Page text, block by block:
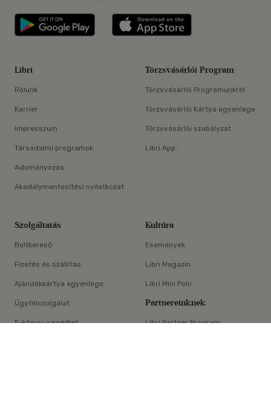
×
Libri applikáció Szerezd meg: Google
Libri
Rólunk
Karrier
Impresszum
Társadalmi programok
Adományozás
Akadálymentesítési nyilatkozat
Törzsvásárlói Program
Törzsvásárlói Programunkról
Törzsvásárlói Kártya egyenlege
Törzsvásárlói szabályzat
Libri App
Szolgáltatás
Boltkereső
Fizetés és szállítás
Ajándékkártya egyenlege
Ügyfélszolgálat
E-könyv-segédlet
Kultúra
Események
Libri Magazin
Libri Mini Polc
Partnereinknek
Libri Partner Program